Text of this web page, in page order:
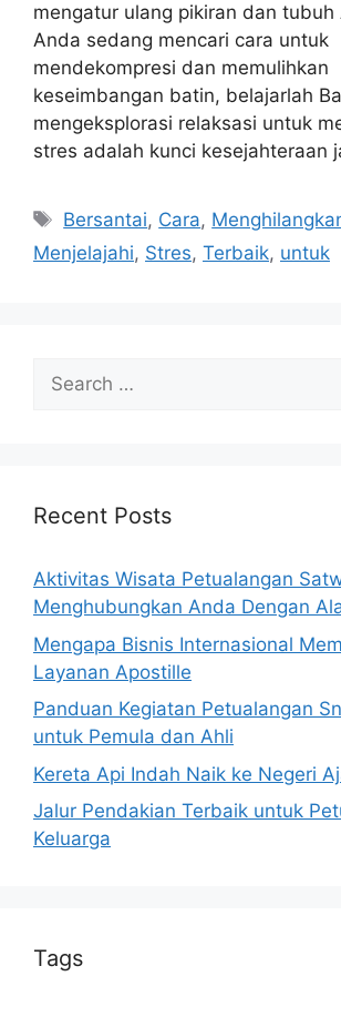
mengatur ulang pikiran dan tubuh
Anda sedang mencari cara untuk
mendekompresi dan memulihkan
keseimbangan batin, belajarlah
mengeksplorasi relaksasi untuk
stres adalah kunci kesejahteraan
Tags
Bersantai, Cara,
Menjelajahi, Stres, Terbaik, untuk
Search
for:
Recent Posts
Aktivitas Wisata Petualangan
Menghubungkan Anda Dengan
Mengapa Bisnis Internasional
Layanan Apostille
Panduan Kegiatan Petualangan
untuk Pemula dan Ahli
Kereta Api Indah Naik ke Negeri
Jalur Pendakian Terbaik untuk
Keluarga
Tags